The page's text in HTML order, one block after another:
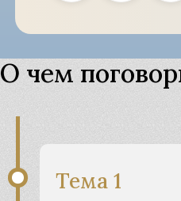
О чем
Тема 1